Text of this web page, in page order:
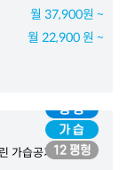
월 37,900원 ~
월 22,900 원 ~